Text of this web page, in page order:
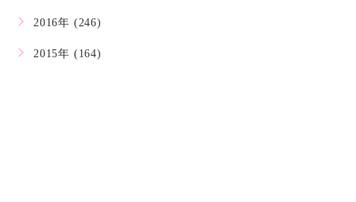
2016年 (246)
2015年 (164)